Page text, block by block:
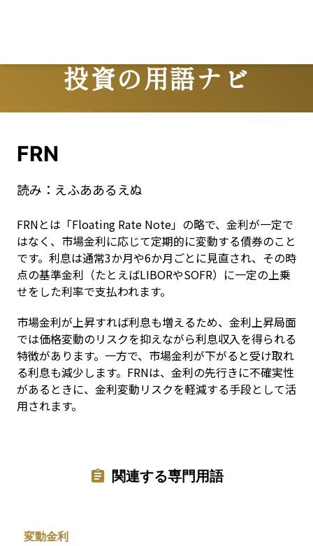
投資の用語ナビ
Terms
FRN
読み： えふああるえぬ
FRNとは「Floating Rate Note」の略で、金利が一定で
はなく、市場金利に応じて定期的に変動する債券のこと
です。利息は通常3か月や6か月ごとに見直され、その時
点の基準金利（たとえばLIBORやSOFR）に一定の上乗
せをした利率で支払われます。
市場金利が上昇すれば利息も増えるため、金利上昇局面
では価格変動のリスクを抑えながら利息収入を得られる
特徴があります。一方で、市場金利が下がると受け取れ
る利息も減少します。FRNは、金利の先行きに不確実性
があるときに、金利変動リスクを軽減する手段として活
用されます。
関連する専門用語
変動金利